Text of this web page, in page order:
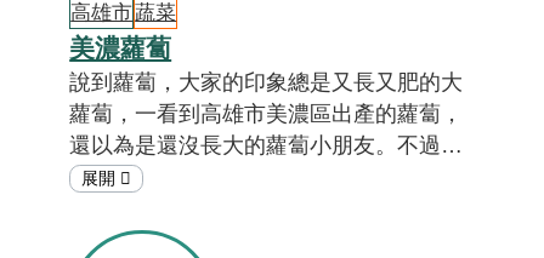
高雄市蔬菜
美濃蘿蔔
說到蘿蔔，大家的印象總是又長又肥的大
蘿蔔，一看到高雄市美濃區出產的蘿蔔，
還以為是還沒長大的蘿蔔小朋友。不過可
別小看這小蘿蔔，外皮細緻、口感清甜，
是何許「蘿蔔」也，原來是大名鼎鼎的